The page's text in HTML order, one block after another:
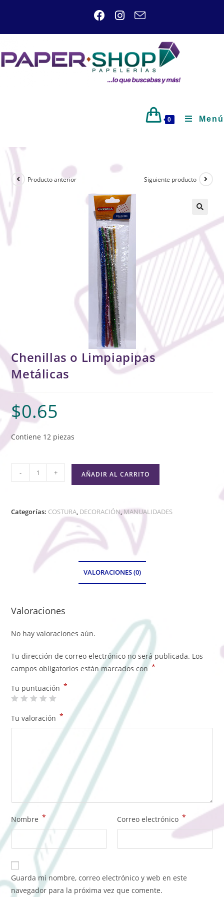
0 Menú
Producto anterior Siguiente producto
Chenillas o Limpiapipas
Metálicas
$0.65
Contiene 12 piezas
- + AÑADIR AL CARRITO
Categorías: COSTURA, DECORACIÓN,MANUALIDADES
VALORACIONES (0)
Valoraciones
No hay valoraciones aún.
Tu dirección de correo electrónico no será publicada. Los
campos obligatorios están marcados con *
Tu puntuación *
Tu valoración *
Nombre * Correo electrónico *
Guarda mi nombre, correo electrónico y web en este
navegador para la próxima vez que comente.